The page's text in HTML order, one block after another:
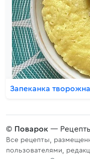
Запеканка
© Поварок —
Все рецепты,
пользователями,